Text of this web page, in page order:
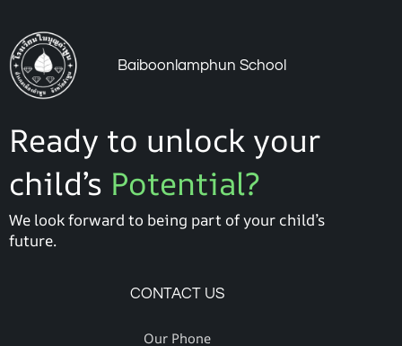
Baiboonlamphun School
Ready to unlock your
child’s Potential?
We look forward to being part of your child’s
future.
CONTACT US
Our Phone